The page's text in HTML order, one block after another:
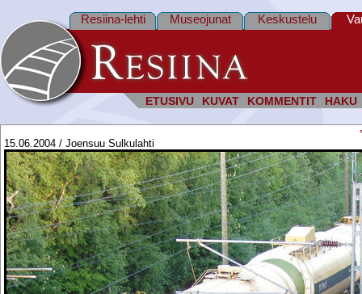
ETUSIVU KUVAT KOMMENTIT HAKU
Resiina-lehti Museojunat Keskustelu
15.06.2004 / Joensuu Sulkulahti